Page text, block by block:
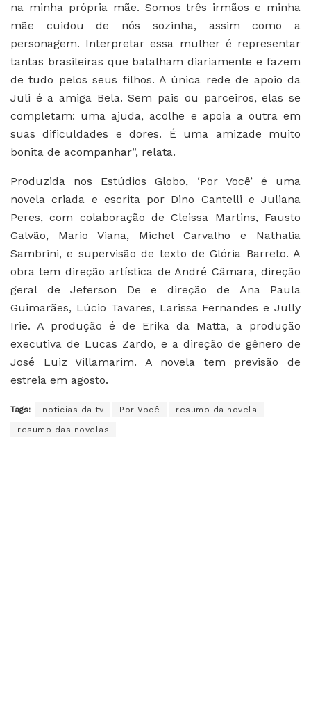
na minha própria mãe. Somos três irmãos e minha
mãe cuidou de nós sozinha, assim como a
personagem. Interpretar essa mulher é representar
tantas brasileiras que batalham diariamente e fazem
de tudo pelos seus filhos. A única rede de apoio da
Juli é a amiga Bela. Sem pais ou parceiros, elas se
completam: uma ajuda, acolhe e apoia a outra em
suas dificuldades e dores. É uma amizade muito
bonita de acompanhar”, relata.
Produzida nos Estúdios Globo, ‘Por Você’ é uma
novela criada e escrita por Dino Cantelli e Juliana
Peres, com colaboração de Cleissa Martins, Fausto
Galvão, Mario Viana, Michel Carvalho e Nathalia
Sambrini, e supervisão de texto de Glória Barreto. A
obra tem direção artística de André Câmara, direção
geral de Jeferson De e direção de Ana Paula
Guimarães, Lúcio Tavares, Larissa Fernandes e Jully
Irie. A produção é de Erika da Matta, a produção
executiva de Lucas Zardo, e a direção de gênero de
José Luiz Villamarim. A novela tem previsão de
estreia em agosto.
Tags: noticias da tv Por Você resumo da novela
resumo das novelas